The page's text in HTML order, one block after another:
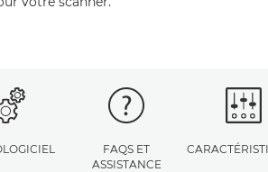
FAQS ET
ASSISTANCE